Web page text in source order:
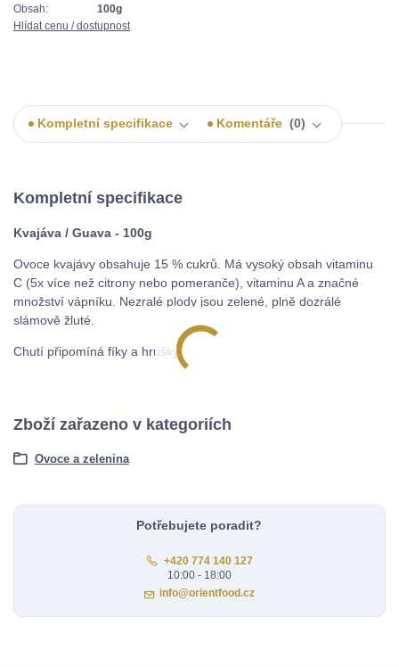
Obsah:
100g
Hlídat cenu / dostupnost
Kompletní specifikace Komentáře 0
Kompletní specifikace
Kvajáva / Guava - 100g
Ovoce kvajávy obsahuje 15 % cukrů. Má vysoký obsah vitaminu
C (5x více než citrony nebo pomeranče), vitaminu A a značné
množství vápníku. Nezralé plody jsou zelené, plně dozrálé
slámově žluté.
Chutí připomíná fíky a hrušky.
Zboží zařazeno v kategoriích
Ovoce a zelenina
Potřebujete poradit?
+420 774 140 127
10:00 - 18:00
info@orientfood.cz